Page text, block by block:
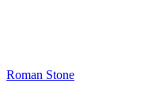
Roman Stone